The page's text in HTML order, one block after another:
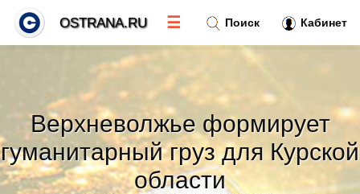
Верхневолжье формирует
гуманитарный груз для Курской
области
Поиск Кабинет
OSTRANA.RU ☰
Тренды новостей»
Рубрики»